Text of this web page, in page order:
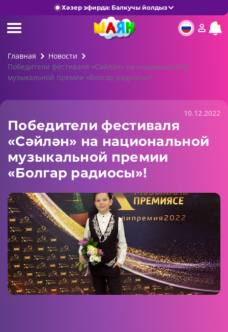
Хәзер эфирда: Балкучы йолдыз
Главная
Новости
Победители фестиваля «Сәйлән» на национальной
музыкальной премии «Болгар радиосы»!
10.12.2022
Победители фестиваля
«Сәйлән» на национальной
музыкальной премии
«Болгар радиосы»!